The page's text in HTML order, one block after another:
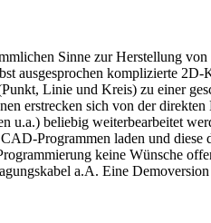
Sinne zur Herstellung
ausgesprochen komplizierte
Linie und Kreis) zu einer
erstrecken sich von der
u.a.) beliebig weiterbearbeitet
Programmen laden und
keine Wünsche
a.A. Eine